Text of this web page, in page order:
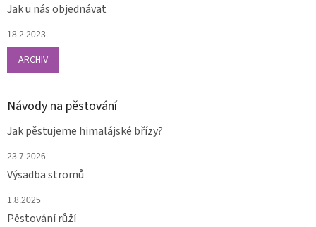
Jak u nás objednávat
18.2.2023
ARCHIV
Návody na pěstování
Jak pěstujeme himalájské břízy?
23.7.2026
Výsadba stromů
1.8.2025
Pěstování růží